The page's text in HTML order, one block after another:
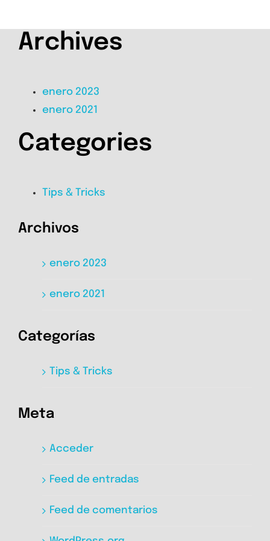
Archives
enero 2023
enero 2021
Categories
Tips & Tricks
Archivos
enero 2023
enero 2021
Categorías
Tips & Tricks
Meta
Acceder
Feed de entradas
Feed de comentarios